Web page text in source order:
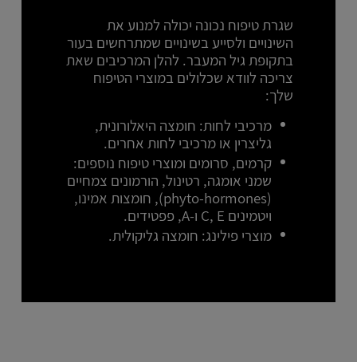
שגרת טיפוח נכונה יכולה למנוע את
השינויים ולסייע בשינויים שמתרחשים בעור
בתקופת גיל המעבר. להלן המרכיבים שאת
צריכה לוודא שכלולים במוצרי הטיפוח
שלך:
מרכיבי לחות: חומצה היאלורונית,
גליצרין או מרכיבי לחות אחרים.
קרמים, סרומים ומוצרי טיפוח נוספים:
שמני אומגה, רטינול, הורמונים צמחיים
(phyto-hormones), חומצות אמינו,
ויטמינים C, E ו-A, פפטידים.
מוצרי פילינג: חומצה גליקולית.